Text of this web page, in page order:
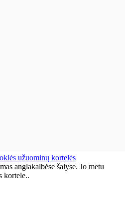
užuominų kortelės
anglakalbėse šalyse. Jo metu
kortele..